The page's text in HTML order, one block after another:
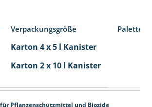
Verpackungsgröße
Karton 4 x 5 l Kanister
Karton 2 x 10 l Kanister
Pflanzenschutzmittel und Biozide